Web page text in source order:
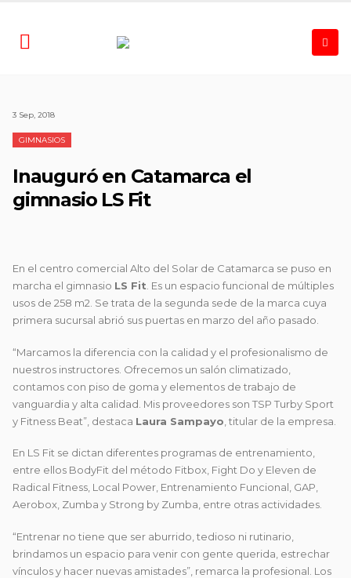
3 Sep, 2018
GIMNASIOS
Inauguró en Catamarca el
gimnasio LS Fit
En el centro comercial Alto del Solar de Catamarca se puso en
marcha el gimnasio LS Fit . Es un espacio funcional de múltiples
usos de 258 m2. Se trata de la segunda sede de la marca cuya
primera sucursal abrió sus puertas en marzo del año pasado.
“Marcamos la diferencia con la calidad y el profesionalismo de
nuestros instructores. Ofrecemos un salón climatizado,
contamos con piso de goma y elementos de trabajo de
vanguardia y alta calidad. Mis proveedores son TSP Turby Sport
y Fitness Beat”, destaca Laura Sampayo , titular de la empresa.
En LS Fit se dictan diferentes programas de entrenamiento,
entre ellos BodyFit del método Fitbox, Fight Do y Eleven de
Radical Fitness, Local Power, Entrenamiento Funcional, GAP,
Aerobox, Zumba y Strong by Zumba, entre otras actividades.
“Entrenar no tiene que ser aburrido, tedioso ni rutinario,
brindamos un espacio para venir con gente querida, estrechar
vínculos y hacer nuevas amistades”, remarca la profesional. Los